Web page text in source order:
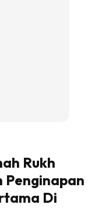
Rukh
Penginapan
Di